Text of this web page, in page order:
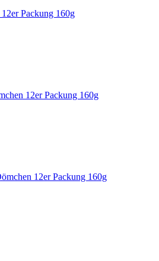
Packung 160g
12er Packung 160g
12er Packung 160g